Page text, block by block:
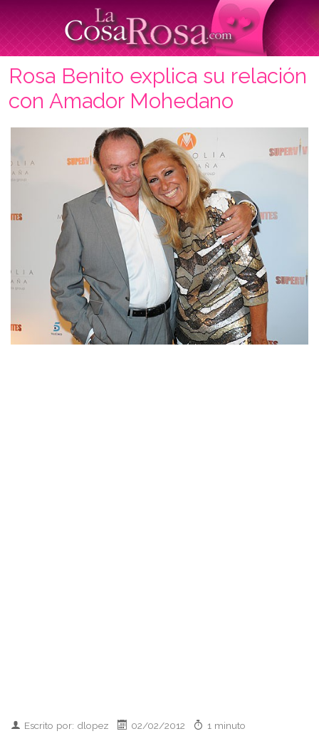
Rosa Benito explica su relación
con Amador Mohedano
Escrito por: dlopez 02/02/2012 1 minuto